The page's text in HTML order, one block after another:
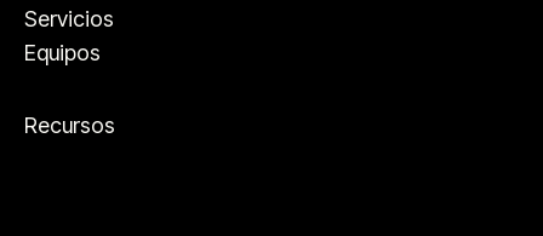
Servicios
Equipos
Recursos